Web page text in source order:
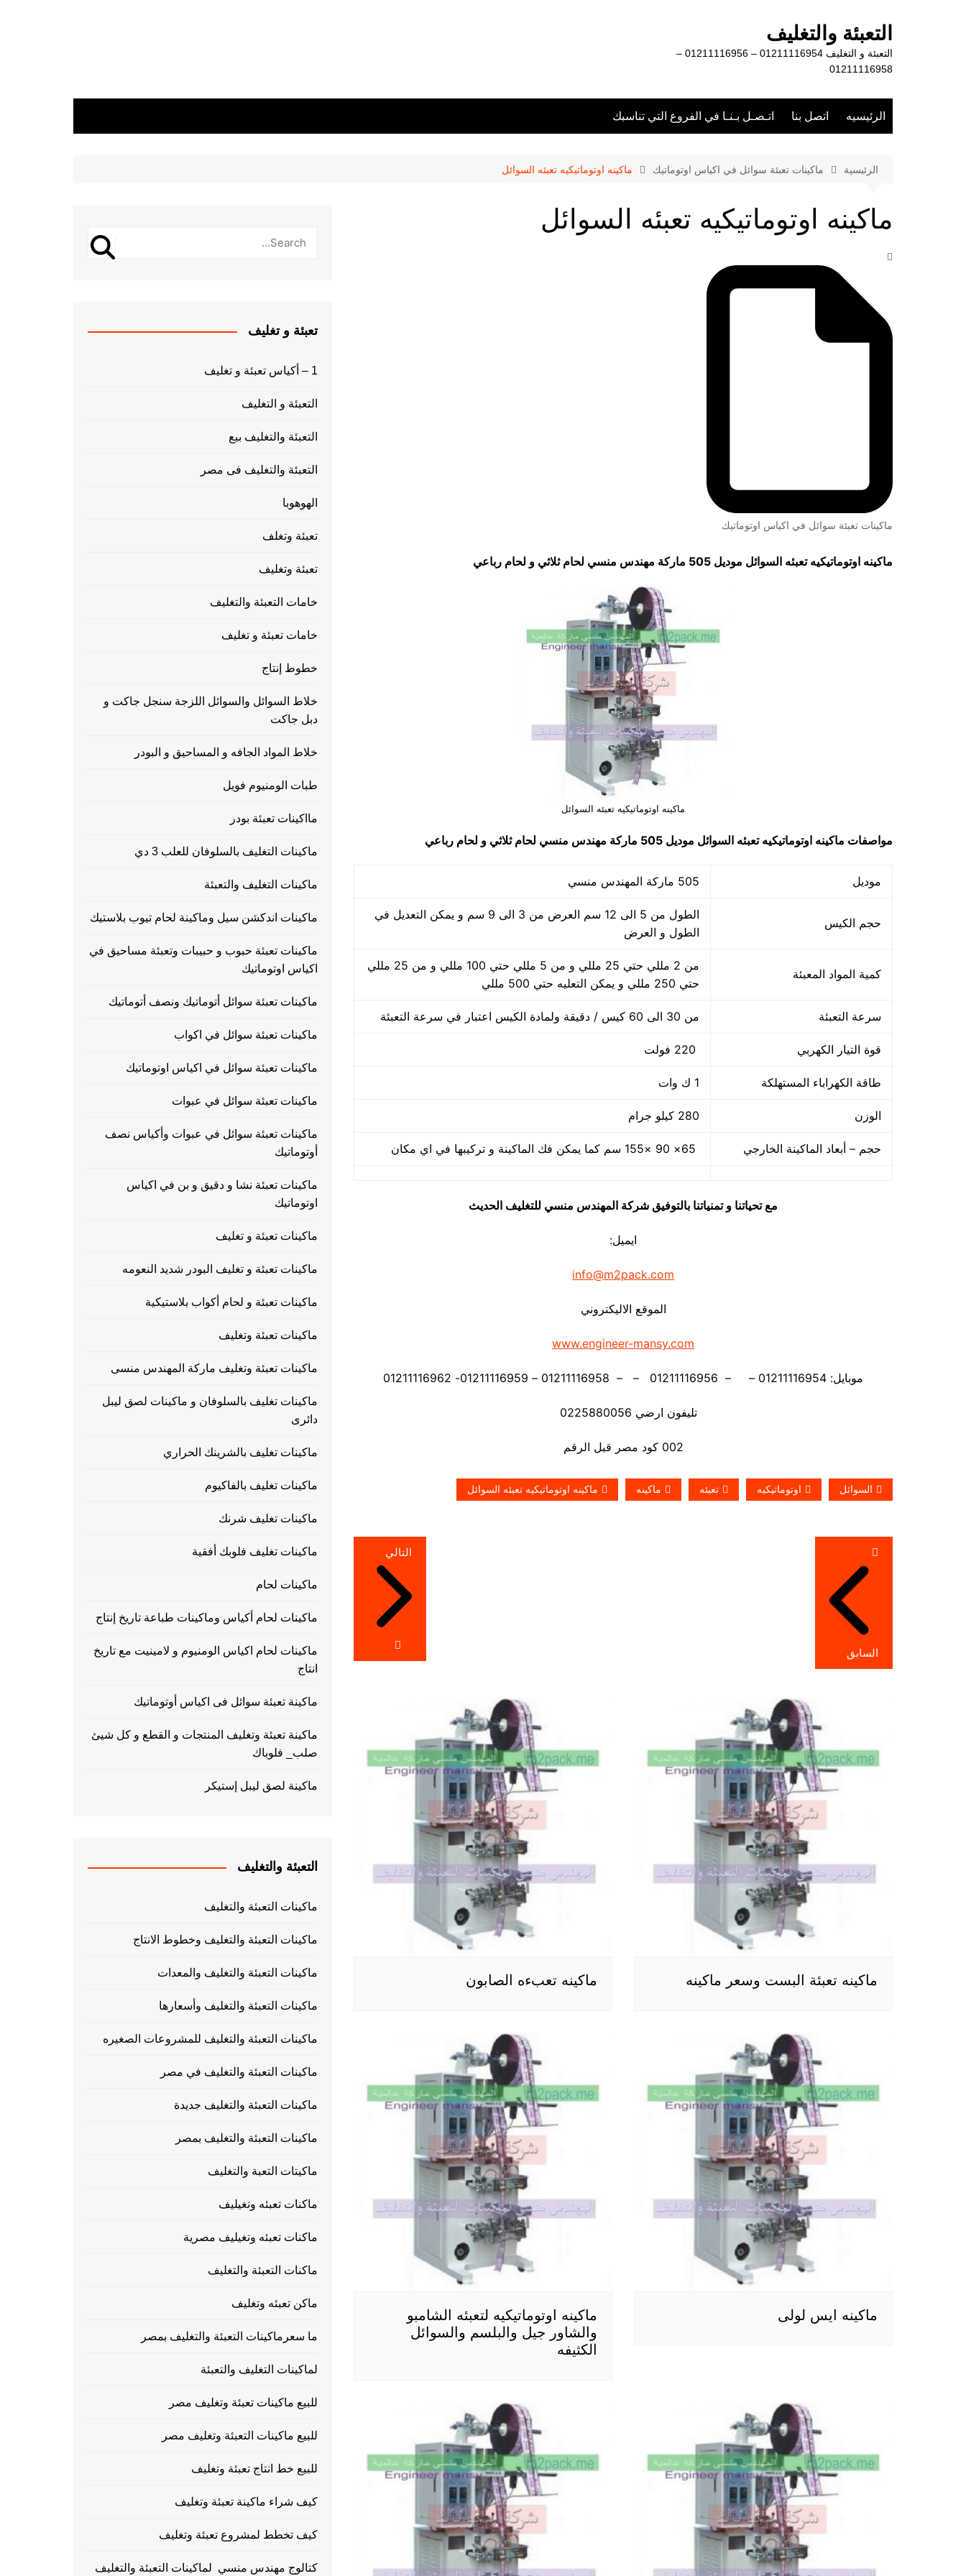
التعبئة والتغليف
التعبئة و التغليف 01211116954 – 01211116956 –
01211116958
الرئيسيه اتصل بنا اتـصـل بـنـا في الفروع التي تناسبك
الرئيسية ماكينات تعبئة سوائل في اكياس اوتوماتيك ماكينه اوتوماتيكيه تعبئه السوائل
ماكينه اوتوماتيكيه تعبئه السوائل
ماكينات تعبئة سوائل في اكياس اوتوماتيك
ماكينه اوتوماتيكيه تعبئه السوائل موديل 505 ماركة مهندس منسي لحام ثلاثي و لحام رباعي
ماكينه اوتوماتيكيه تعبئه السوائل
مواصفات ماكينه اوتوماتيكيه تعبئه السوائل موديل 505 ماركة مهندس منسي لحام ثلاثي و لحام رباعي
موديل 505 ماركة المهندس منسي
حجم الكيس
الطول من 5 الى 12 سم العرض من 3 الى 9 سم و يمكن التعديل في
الطول و العرض
كمية المواد المعبئة
من 2 مللي حتي 25 مللي و من 5 مللي حتي 100 مللي و من 25 مللي
حتي 250 مللي و يمكن التعليه حتي 500 مللي
سرعة التعبئة من 30 الى 60 كيس / دقيقة ولمادة الكيس اعتبار في سرعة التعبئة
قوة التيار الكهربي
طاقة الكهراباء المستهلكة 1 ك وات
الوزن 280 كيلو جرام
حجم – أبعاد الماكينة الخارجي
مع تحياتنا و تمنياتنا بالتوفيق شركة المهندس منسي للتغليف الحديث
ايميل:
info@m2pack.com
الموقع الاليكتروني
www.engineer-mansy.com
موبايل: 01211116954 – – 01211116956 – – 01211116958 – 01211116959- 01211116962
تليفون ارضي 0225880056
002 كود مصر قبل الرقم
السوائل اوتوماتيكيه تعبئه ماكينه ماكينه اوتوماتيكيه تعبئه السوائل
تصفّح
المقالات
السابق
التالي
ماكينه تعبئة البست وسعر ماكينه ماكينه تعبءه الصابون
ماكينه ايس لولى
ماكينه اوتوماتيكيه لتعبئه الشامبو
والشاور جيل والبلسم والسوائل
الكثيفه
تعبئة و تغليف
1 – أكياس تعبئة و تغليف
التعبئة و التغليف
التعبئة والتغليف بيع
التعبئة والتغليف فى مصر
الهوهوبا
تعبئة وتغلف
تعبئة وتغليف
خامات التعبئة والتغليف
خامات تعبئة و تغليف
خطوط إنتاج
خلاط السوائل والسوائل اللزجة سنجل جاكت و
دبل جاكت
خلاط المواد الجافه و المساحيق و البودر
طبات الومنيوم فويل
مااكينات تعبئة بودر
ماكينات التغليف بالسلوفان للعلب 3 دي
ماكينات التغليف والتعبئة
ماكينات اندكشن سيل وماكينة لحام تيوب بلاستيك
ماكينات تعبئة حبوب و حبيبات وتعبئة مساحيق في
اكياس اوتوماتيك
ماكينات تعبئة سوائل أتوماتيك ونصف أتوماتيك
ماكينات تعبئة سوائل في اكواب
ماكينات تعبئة سوائل في اكياس اوتوماتيك
ماكينات تعبئة سوائل في عبوات
ماكينات تعبئة سوائل في عبوات وأكياس نصف
أوتوماتيك
ماكينات تعبئة نشا و دقيق و بن في اكياس
اوتوماتيك
ماكينات تعبئة و تغليف
ماكينات تعبئة و تغليف البودر شديد النعومه
ماكينات تعبئة و لحام أكواب بلاستيكية
ماكينات تعبئة وتغليف
ماكينات تعبئة وتغليف ماركة المهندس منسى
ماكينات تغليف بالسلوفان و ماكينات لصق ليبل
دائرى
ماكينات تغليف بالشرينك الحراري
ماكينات تغليف بالفاكيوم
ماكينات تغليف شرنك
ماكينات تغليف فلوبك أفقية
ماكينات لحام
ماكينات لحام أكياس وماكينات طباعة تاريخ إنتاج
ماكينات لحام اكياس الومنيوم و لامينيت مع تاريخ
انتاج
ماكينة تعبئة سوائل فى اكياس أوتوماتيك
ماكينة تعبئة وتغليف المنتجات و القطع و كل شيئ
صلب_ فلوباك
ماكينة لصق ليبل إستيكر
التعبئة والتغليف
ماكينات التعبئة والتغليف
ماكينات التعبئة والتغليف وخطوط الانتاج
ماكينات التعبئة والتغليف والمعدات
ماكينات التعبئة والتغليف وأسعارها
ماكينات التعبئة والتغليف للمشروعات الصغيره
ماكينات التعبئة والتغليف في مصر
ماكينات التعبئة والتغليف جديدة
ماكينات التعبئة والتغليف بمصر
ماكيتات التعبة والتغليف
ماكنات تعبئه وتغيليف
ماكنات تعبئه وتغيليف مصرية
ماكنات التعبئة والتغليف
ماكن تعبئه وتغليف
ما سعرماكينات التعبئة والتغليف بمصر
لماكينات التغليف والتعبئة
للبيع ماكينات تعبئة وتغليف مصر
للبيع ماكينات التعبئة وتغليف مصر
للبيع خط انتاج تعبئة وتغليف
كيف شراء ماكينة تعبئة وتغليف
كيف تخطط لمشروع تعبئة وتغليف
كتالوج مهندس منسي لماكينات التعبئة والتغليف